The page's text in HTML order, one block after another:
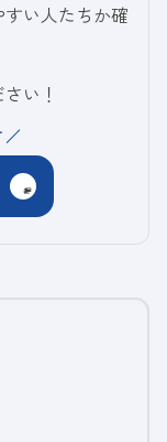
すい人たちか確
い！